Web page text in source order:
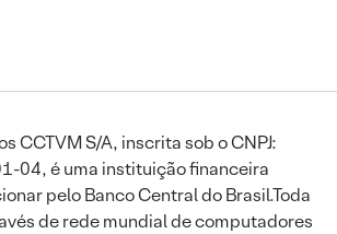
CCTVM S/A, inscrita sob o CNPJ:
04, é uma instituição financeira
pelo Banco Central do Brasil.Toda
de rede mundial de computadores